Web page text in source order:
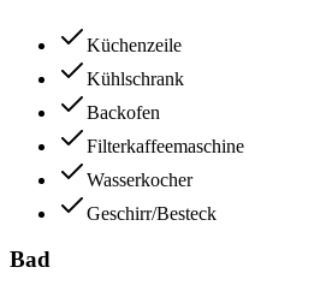
Küchenzeile
Kühlschrank
Backofen
Filterkaffeemaschine
Wasserkocher
Geschirr/Besteck
Bad